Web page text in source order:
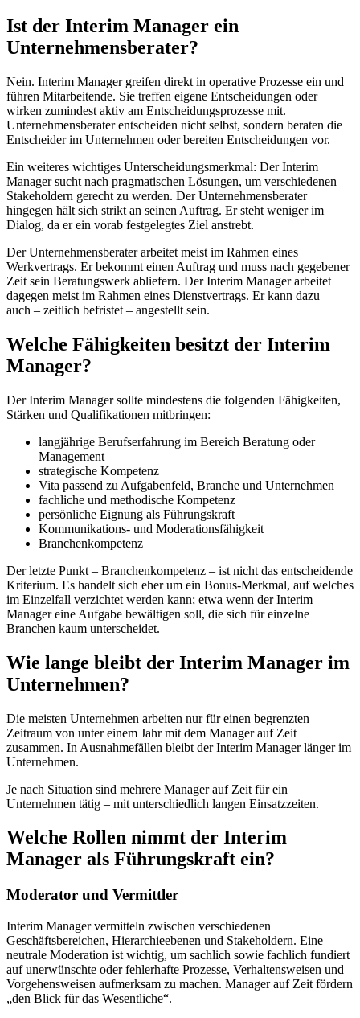
Ist der Interim Manager ein
Unternehmensberater?
Nein. Interim Manager greifen direkt in operative Prozesse ein und
führen Mitarbeitende. Sie treffen eigene Entscheidungen oder
wirken zumindest aktiv am Entscheidungsprozesse mit.
Unternehmensberater entscheiden nicht selbst, sondern beraten die
Entscheider im Unternehmen oder bereiten Entscheidungen vor.
Ein weiteres wichtiges Unterscheidungsmerkmal: Der Interim
Manager sucht nach pragmatischen Lösungen, um verschiedenen
Stakeholdern gerecht zu werden. Der Unternehmensberater
hingegen hält sich strikt an seinen Auftrag. Er steht weniger im
Dialog, da er ein vorab festgelegtes Ziel anstrebt.
Der Unternehmensberater arbeitet meist im Rahmen eines
Werkvertrags. Er bekommt einen Auftrag und muss nach gegebener
Zeit sein Beratungswerk abliefern. Der Interim Manager arbeitet
dagegen meist im Rahmen eines Dienstvertrags. Er kann dazu
auch – zeitlich befristet – angestellt sein.
Welche Fähigkeiten besitzt der Interim
Manager?
Der Interim Manager sollte mindestens die folgenden Fähigkeiten,
Stärken und Qualifikationen mitbringen:
langjährige Berufserfahrung im Bereich Beratung oder
Management
strategische Kompetenz
Vita passend zu Aufgabenfeld, Branche und Unternehmen
fachliche und methodische Kompetenz
persönliche Eignung als Führungskraft
Kommunikations- und Moderationsfähigkeit
Branchenkompetenz
Der letzte Punkt – Branchenkompetenz – ist nicht das entscheidende
Kriterium. Es handelt sich eher um ein Bonus-Merkmal, auf welches
im Einzelfall verzichtet werden kann; etwa wenn der Interim
Manager eine Aufgabe bewältigen soll, die sich für einzelne
Branchen kaum unterscheidet.
Wie lange bleibt der Interim Manager im
Unternehmen?
Die meisten Unternehmen arbeiten nur für einen begrenzten
Zeitraum von unter einem Jahr mit dem Manager auf Zeit
zusammen. In Ausnahmefällen bleibt der Interim Manager länger im
Unternehmen.
Je nach Situation sind mehrere Manager auf Zeit für ein
Unternehmen tätig – mit unterschiedlich langen Einsatzzeiten.
Welche Rollen nimmt der Interim
Manager als Führungskraft ein?
Moderator und Vermittler
Interim Manager vermitteln zwischen verschiedenen
Geschäftsbereichen, Hierarchieebenen und Stakeholdern. Eine
neutrale Moderation ist wichtig, um sachlich sowie fachlich fundiert
auf unerwünschte oder fehlerhafte Prozesse, Verhaltensweisen und
Vorgehensweisen aufmerksam zu machen. Manager auf Zeit fördern
„den Blick für das Wesentliche“.